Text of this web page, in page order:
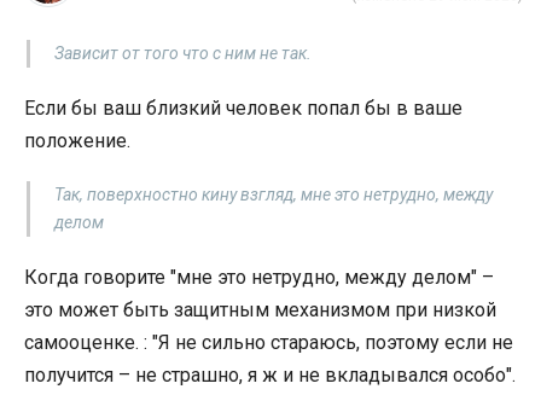
Зависит от того что с ним не так.
Если бы ваш близкий человек попал бы в ваше
положение.
Так, поверхностно кину взгляд, мне это нетрудно, между
делом
Когда говорите "мне это нетрудно, между делом" –
это может быть защитным механизмом при низкой
самооценке. : "Я не сильно стараюсь, поэтому если не
получится – не страшно, я ж и не вкладывался особо".